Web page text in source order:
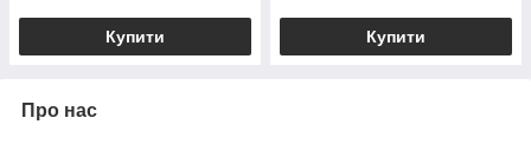
Купити Купити
Про нас